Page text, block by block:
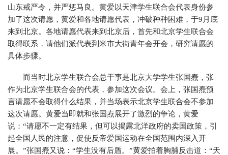
山东戒严令，并严惩马良。黄爱以天津学生联合会代表身份参
加了这次请愿，黄爱和各地请愿代表，冲破种种困难，于9月底
来到北京。各地请愿代表来到北京后，首先和北京学生联合会
取得联系，请他们派代表到米市大街青年会开会，研究请愿的
具体步骤。
而当时北京学生联合会总干事是北京大学学生张国焘，张
作为北京学生联合会的代表，参加这次会议。会上，张国焘预
言请愿不会取得什么结果，并当场表示北京学生联合会不参加
这次请愿。黄爱当即就和张国焘展开了激烈的争论，黄爱
说：“请愿不一定有结果，但可以揭露北洋政府的卖国政策，引
起全国人民的注意，促使反帝爱国运动在全国范围内深入开
展。”张国焘又说：“学生没有后盾。”黄爱拍着胸脯反击道：“天